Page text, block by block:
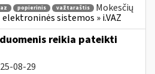
popierinis važtaraštis
Mokesčių
elektroninės sistemos » i.VAZ
reikia pateikti
08-29